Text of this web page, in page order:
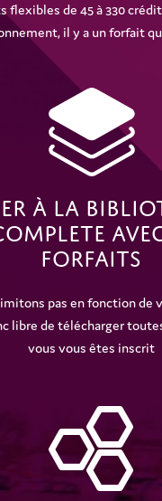
flexibles de 45 à 330
il y a un forfait
À La
Forfaits
pas en fonction de
libre de télécharger
vous vous êtes inscrit